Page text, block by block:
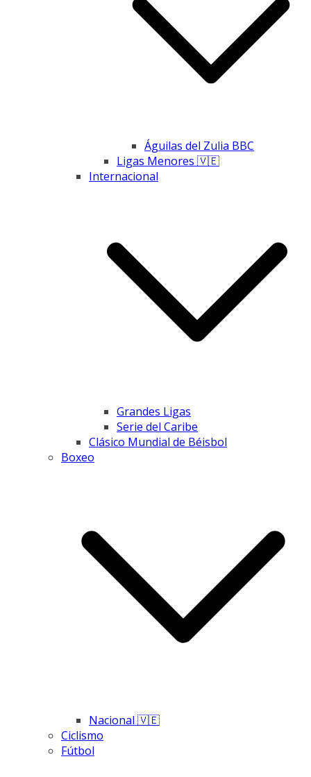
Águilas del Zulia BBC
Ligas Menores 🇻🇪
Internacional
Grandes Ligas
Serie del Caribe
Clásico Mundial de Béisbol
Boxeo
Nacional 🇻🇪
Ciclismo
Fútbol